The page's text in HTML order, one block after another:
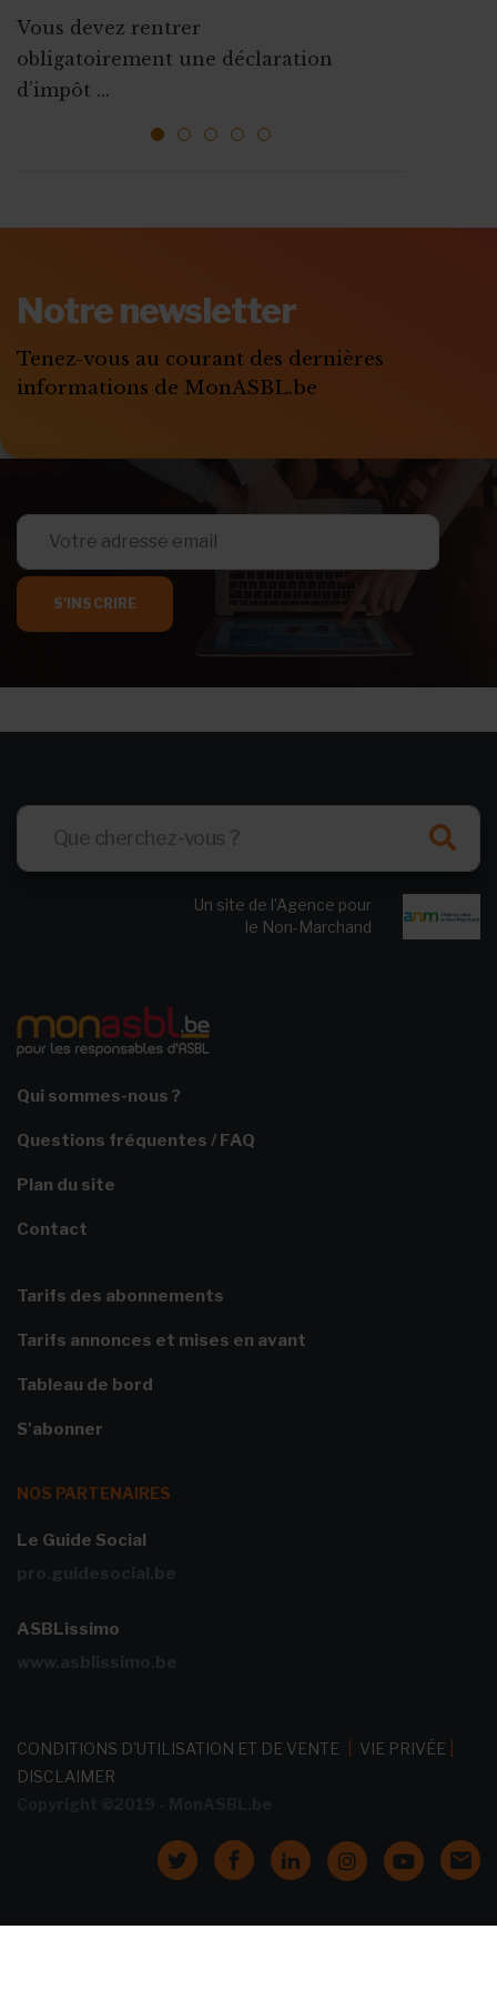
Vous devez rentrer
obligatoirement une déclaration
d’impôt ...
Que ce soit pour augmenter vos
ressources, vous faire connaî...
La plupart des mesures d’aides à
l’emploi sont mises ...
1 2 3 4
MONASBL.BE
S'ABONNER
Notre newsletter
Tenez-vous au courant des dernières
informations de MonASBL.be
S'INSCRIRE
Un site de l’Agence pour
le Non-Marchand
Qui sommes-nous ?
Questions fréquentes / FAQ
Plan du site
Contact
Tarifs des abonnements
Tarifs annonces et mises en avant
Tableau de bord
S'abonner
NOS PARTENAIRES
Le Guide Social
pro.guidesocial.be
ASBLissimo
www.asblissimo.be
CONDITIONS D'UTILISATION ET DE VENTE VIE PRIVÉE
DISCLAIMER